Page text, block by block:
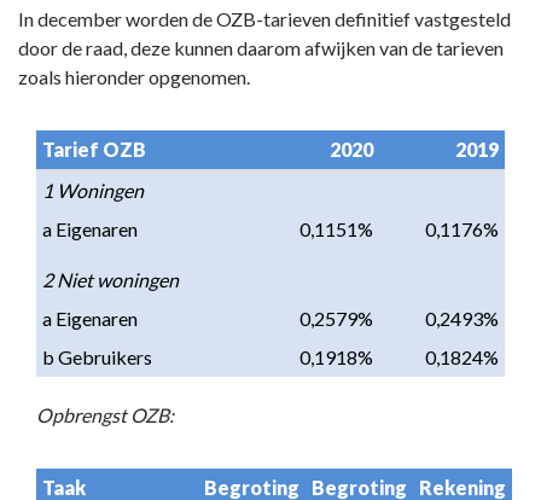
In december worden de OZB-tarieven definitief vastgesteld
door de raad, deze kunnen daarom afwijken van de tarieven
zoals hieronder opgenomen.
Tarief OZB 2020
2019
1 Woningen
a Eigenaren
0,1151% 0,1176%
2 Niet woningen
a Eigenaren
0,2579%
0,2493%
b Gebruikers
0,1918% 0,1824%
Opbrengst OZB:
Taak Begroting Begroting
Rekening